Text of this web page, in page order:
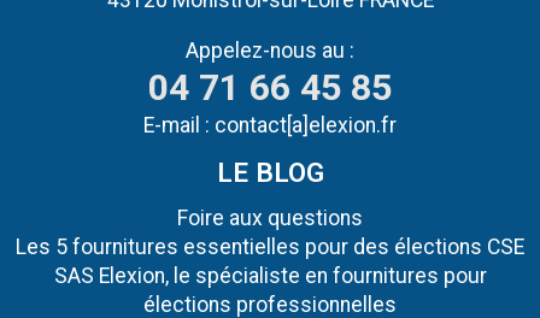
Appelez-nous au :
04 71 66 45 85
E-mail : contact[a]elexion.fr
LE BLOG
Foire aux questions
Les 5 fournitures essentielles pour des élections CSE
SAS Elexion, le spécialiste en fournitures pour
élections professionnelles